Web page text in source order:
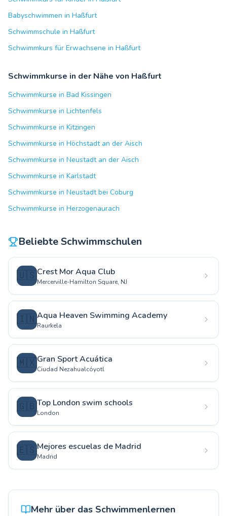
Babyschwimmen in Haßfurt
Schwimmschule in Haßfurt
Schwimmkurs für Erwachsene in Haßfurt
Schwimmkurse in der Nähe von Haßfurt
Schwimmkurse in Bad Kissingen
Schwimmkurse in Lichtenfels
Schwimmkurse in Kitzingen
Schwimmkurse in Höchstadt an der Aisch
Schwimmkurse in Neustadt an der Aisch
Schwimmkurse in Karlstadt
Schwimmkurse in Neustadt bei Coburg
Schwimmkurse in Herzogenaurach
Beliebte Schwimmschulen
🇺🇸Crest Mor Aqua Club
Mercerville-Hamilton Square, NJ
🇮🇳Aqua Heaven Swimming Academy
Raurkela
🇲🇽Gran Sport Acuática
Ciudad Nezahualcóyotl
🇬🇧Top London swim schools
London
🇪🇸Mejores escuelas de Madrid
Madrid
Mehr über das Schwimmenlernen